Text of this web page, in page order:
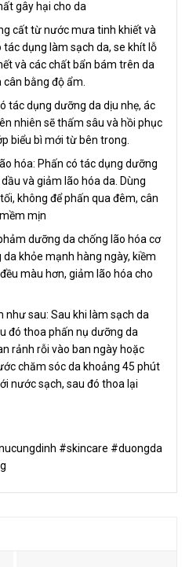
gây hại cho da
cất từ nước mưa tinh khiết và
tác dụng làm sạch da, se khít lỗ
và các chất bẩn bám trên da
bằng độ ẩm.
tác dụng dưỡng da dịu nhẹ, ác
nhiên sẽ thấm sâu và hồi phục
biểu bì mới từ bên trong.
hóa: Phấn có tác dụng dưỡng
và giảm lão hóa da. Dùng
không để phấn qua đêm, cân
mịn
dưỡng da chống lão hóa cơ
khỏe mạnh hàng ngày, kiềm
màu hơn, giảm lão hóa cho
như sau: Sau khi làm sạch da
đó thoa phấn nụ dưỡng da
rảnh rỗi vào ban ngày hoặc
chăm sóc da khoảng 45 phút
nước sạch, sau đó thoa lại
#skincare #duongda